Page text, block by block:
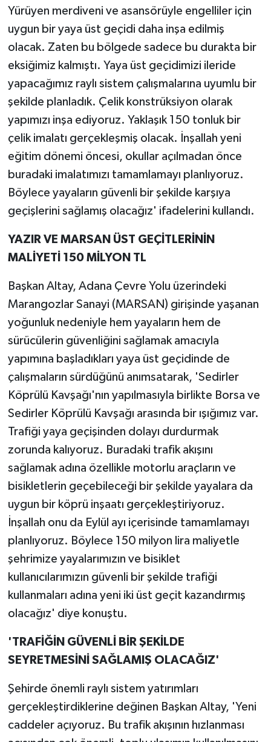
Yürüyen merdiveni ve asansörüyle engelliler için
uygun bir yaya üst geçidi daha inşa edilmiş
olacak. Zaten bu bölgede sadece bu durakta bir
eksiğimiz kalmıştı. Yaya üst geçidimizi ileride
yapacağımız raylı sistem çalışmalarına uyumlu bir
şekilde planladık. Çelik konstrüksiyon olarak
yapımızı inşa ediyoruz. Yaklaşık 150 tonluk bir
çelik imalatı gerçekleşmiş olacak. İnşallah yeni
eğitim dönemi öncesi, okullar açılmadan önce
buradaki imalatımızı tamamlamayı planlıyoruz.
Böylece yayaların güvenli bir şekilde karşıya
geçişlerini sağlamış olacağız' ifadelerini kullandı.
YAZIR VE MARSAN ÜST GEÇİTLERİNİN
MALİYETİ 150 MİLYON TL
Başkan Altay, Adana Çevre Yolu üzerindeki
Marangozlar Sanayi (MARSAN) girişinde yaşanan
yoğunluk nedeniyle hem yayaların hem de
sürücülerin güvenliğini sağlamak amacıyla
yapımına başladıkları yaya üst geçidinde de
çalışmaların sürdüğünü anımsatarak, 'Sedirler
Köprülü Kavşağı'nın yapılmasıyla birlikte Borsa ve
Sedirler Köprülü Kavşağı arasında bir ışığımız var.
Trafiği yaya geçişinden dolayı durdurmak
zorunda kalıyoruz. Buradaki trafik akışını
sağlamak adına özellikle motorlu araçların ve
bisikletlerin geçebileceği bir şekilde yayalara da
uygun bir köprü inşaatı gerçekleştiriyoruz.
İnşallah onu da Eylül ayı içerisinde tamamlamayı
planlıyoruz. Böylece 150 milyon lira maliyetle
şehrimize yayalarımızın ve bisiklet
kullanıcılarımızın güvenli bir şekilde trafiği
kullanmaları adına yeni iki üst geçit kazandırmış
olacağız' diye konuştu.
'TRAFİĞİN GÜVENLİ BİR ŞEKİLDE
SEYRETMESİNİ SAĞLAMIŞ OLACAĞIZ'
Şehirde önemli raylı sistem yatırımları
gerçekleştirdiklerine değinen Başkan Altay, 'Yeni
caddeler açıyoruz. Bu trafik akışının hızlanması